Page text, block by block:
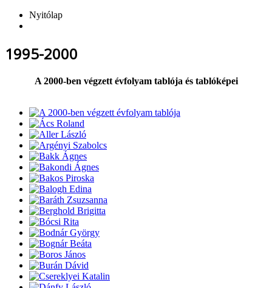
Nyitólap
1995-2000
A 2000-ben végzett évfolyam tablója és tablóképei